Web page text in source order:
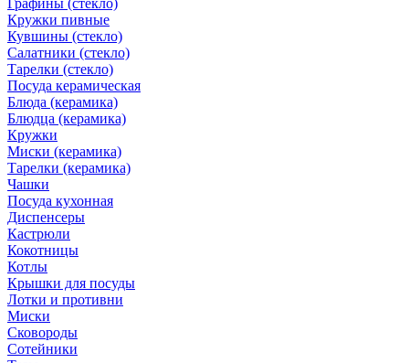
Графины (стекло)
Кружки пивные
Кувшины (стекло)
Салатники (стекло)
Тарелки (стекло)
Посуда керамическая
Блюда (керамика)
Блюдца (керамика)
Кружки
Миски (керамика)
Тарелки (керамика)
Чашки
Посуда кухонная
Диспенсеры
Кастрюли
Кокотницы
Котлы
Крышки для посуды
Лотки и противни
Миски
Сковороды
Сотейники